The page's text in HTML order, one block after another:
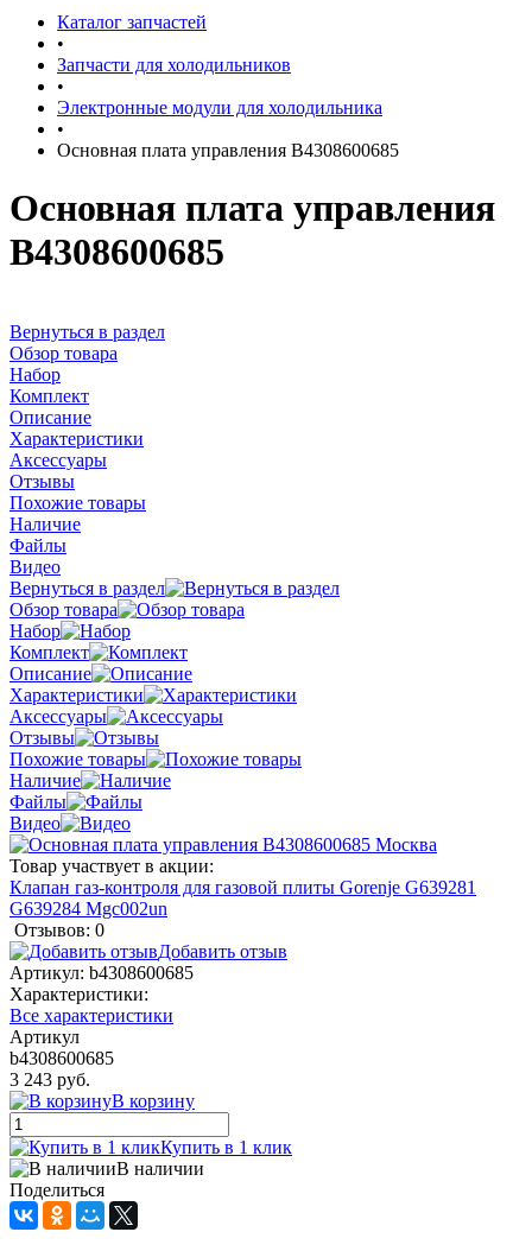
Каталог запчастей
•
Запчасти для холодильников
•
Электронные модули для холодильника
•
Основная плата управления B4308600685
Основная плата управления
B4308600685
Вернуться в раздел
Обзор товара
Набор
Комплект
Описание
Характеристики
Аксессуары
Отзывы
Похожие товары
Наличие
Файлы
Видео
Вернуться в раздел
Обзор товара
Набор
Комплект
Описание
Характеристики
Аксессуары
Отзывы
Похожие товары
Наличие
Файлы
Видео
Товар участвует в акции:
Клапан газ-контроля для газовой плиты Gorenje G639281
G639284 Mgc002un
Отзывов: 0
Добавить отзыв
Артикул: b4308600685
Характеристики:
Все характеристики
Артикул
b4308600685
3 243 руб.
В корзину
Купить в 1 клик
В наличии
Поделиться